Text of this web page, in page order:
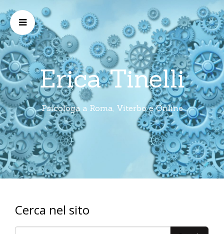
Erica Tinelli
Psicologa a Roma, Viterbo e Online
Cerca nel sito